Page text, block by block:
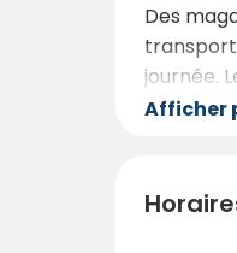
Des
transport
journée.
avez
Depuis
Afficher